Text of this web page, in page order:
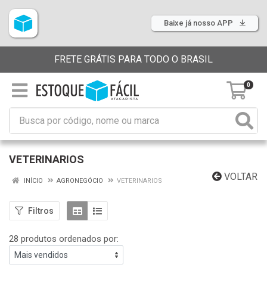
Baixe já nosso APP
FRETE GRÁTIS PARA TODO O BRASIL
0
VETERINARIOS
VOLTAR
INÍCIO AGRONEGÓCIO VETERINARIOS
Filtros
28 produtos ordenados por: